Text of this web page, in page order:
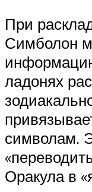
При
Симболон
ладонях
символам.
Оракула в